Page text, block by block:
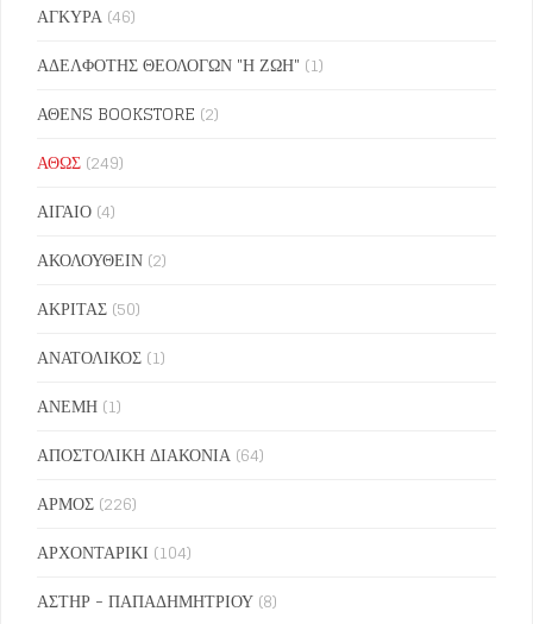
ΑΓΚΥΡΑ (46)
ΑΔΕΛΦΟΤΗΣ ΘΕΟΛΟΓΩΝ "Η ΖΩΗ" (1)
ΑΘΕΝS BOOKSTORE (2)
ΑΘΩΣ (249)
ΑΙΓΑΙΟ (4)
ΑΚΟΛΟΥΘΕΙΝ (2)
ΑΚΡΙΤΑΣ (50)
ΑΝΑΤΟΛΙΚΟΣ (1)
ΑΝΕΜΗ (1)
ΑΠΟΣΤΟΛΙΚΗ ΔΙΑΚΟΝΙΑ (64)
ΑΡΜΟΣ (226)
ΑΡΧΟΝΤΑΡΙΚΙ (104)
ΑΣΤΗΡ - ΠΑΠΑΔΗΜΗΤΡΙΟΥ (8)